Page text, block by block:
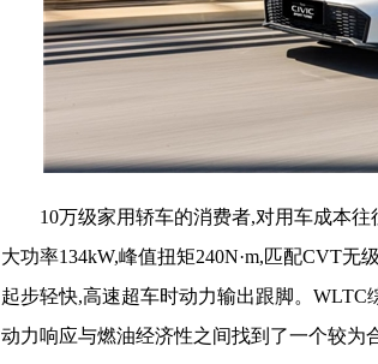
10万级家用轿车的消费者,对用车成本
大功率134kW,峰值扭矩240N·m,匹配CVT
起步轻快,高速超车时动力输出跟脚。WLTC
动力响应与燃油经济性之间找到了一个较为